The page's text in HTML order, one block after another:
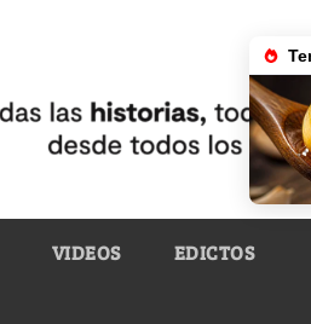
VIDEOS EDICTOS